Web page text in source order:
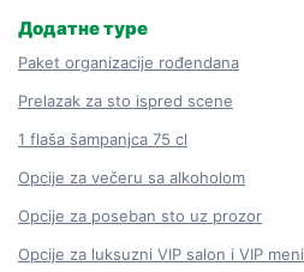
Додатне туре
Paket organizacije rođendana
Prelazak za sto ispred scene
1 flaša šampanjca 75 cl
Opcije za večeru sa alkoholom
Opcije za poseban sto uz prozor
Opcije za luksuzni VIP salon i VIP meni